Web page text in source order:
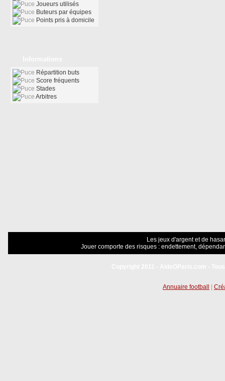
Joueurs utilisés
Buteurs par équipes
Points pris à domicile
Répartition buts
Score fréquents
Stades
Arbitres
Les jeux d'argent et de
Jouer comporte des risques : endettement,
Annuaire football